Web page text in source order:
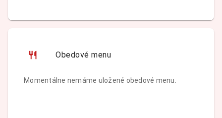
Obedové menu
Momentálne nemáme uložené obedové menu.